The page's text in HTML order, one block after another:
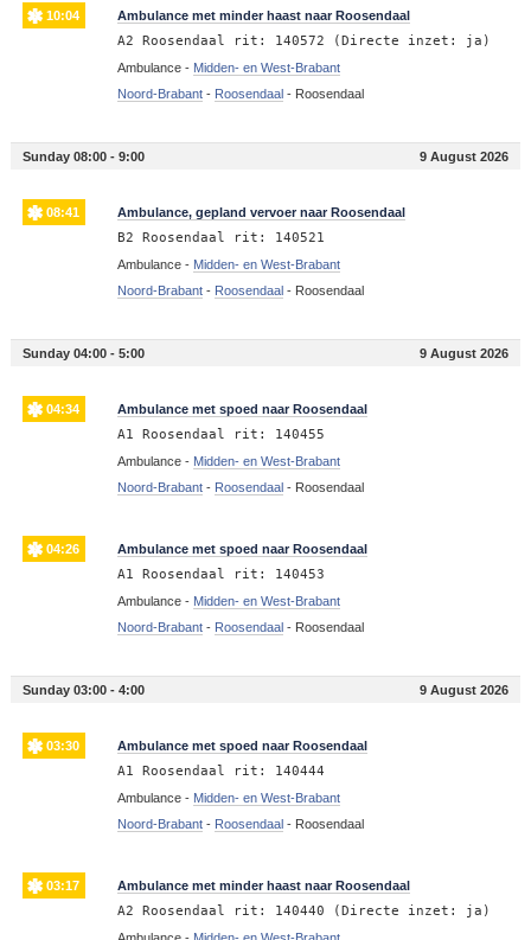
10:04 Ambulance met minder haast naar Roosendaal
A2 Roosendaal rit: 140572 (Directe inzet: ja)
Ambulance - Midden- en West-Brabant
Noord-Brabant- Roosendaal- Roosendaal
Sunday 08:00 - 9:00 9 August 2026
08:41 Ambulance, gepland vervoer naar Roosendaal
B2 Roosendaal rit: 140521
Ambulance - Midden- en West-Brabant
Noord-Brabant- Roosendaal- Roosendaal
Sunday 04:00 - 5:00 9 August 2026
04:34 Ambulance met spoed naar Roosendaal
A1 Roosendaal rit: 140455
Ambulance - Midden- en West-Brabant
Noord-Brabant- Roosendaal- Roosendaal
04:26 Ambulance met spoed naar Roosendaal
A1 Roosendaal rit: 140453
Ambulance - Midden- en West-Brabant
Noord-Brabant- Roosendaal- Roosendaal
Sunday 03:00 - 4:00 9 August 2026
03:30 Ambulance met spoed naar Roosendaal
A1 Roosendaal rit: 140444
Ambulance - Midden- en West-Brabant
Noord-Brabant- Roosendaal- Roosendaal
03:17 Ambulance met minder haast naar Roosendaal
A2 Roosendaal rit: 140440 (Directe inzet: ja)